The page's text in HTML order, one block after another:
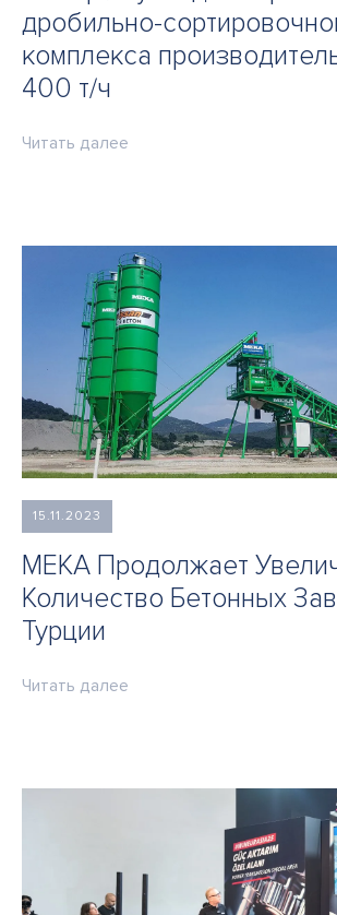
дробильно-
комплекса
400 т/ч
Читать далее
15.11.2023
MEKA Продолжает
Количество Бетонных
Турции
Читать далее